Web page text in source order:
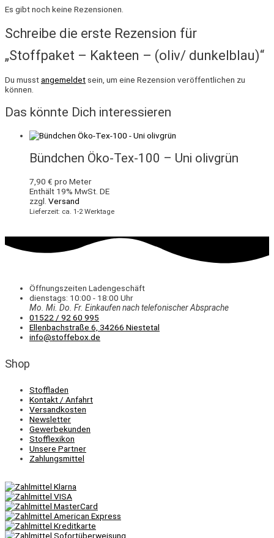
Es gibt noch keine Rezensionen.
Schreibe die erste Rezension für
„Stoffpaket – Kakteen – (oliv/ dunkelblau)“
Du musstangemeldet sein, um eine Rezension veröffentlichen zu
können.
Das könnte Dich interessieren
Bündchen Öko-Tex-100 – Uni olivgrün
7,90 € pro Meter
Enthält 19% MwSt. DE
zzgl. Versand
Lieferzeit: ca. 1-2 Werktage
Öffnungszeiten Ladengeschäft
dienstags: 10:00 - 18:00 Uhr
Mo. Mi. Do. Fr. Einkaufennach telefonischer Absprache
01522 / 92 60 995
Ellenbachstraße 6, 34266 Niestetal
info@stoffebox.de
Shop
Stoffladen
Kontakt / Anfahrt
Versandkosten
Newsletter
Gewerbekunden
Stofflexikon
Unsere Partner
Zahlungsmittel